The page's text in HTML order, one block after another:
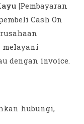
|Pembayaran
Cash On
melayani
dengan invoice.
hubungi,